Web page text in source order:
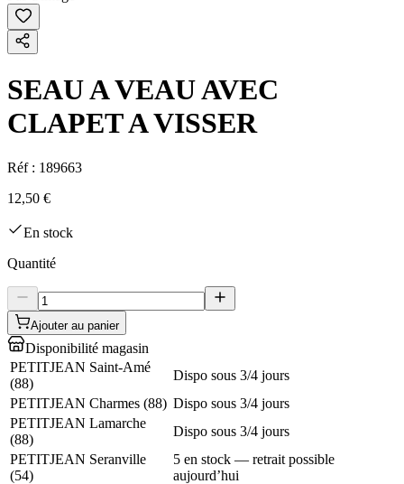
SEAU A VEAU AVEC
CLAPET A VISSER
Réf : 189663
12,50 €
En stock
Quantité
Ajouter au panier
Disponibilité magasin
PETITJEAN Saint-Amé
(88)
Dispo sous 3/4 jours
PETITJEAN Charmes (88) Dispo sous 3/4 jours
PETITJEAN Lamarche
(88)
Dispo sous 3/4 jours
PETITJEAN Seranville
(54)
5 en stock — retrait possible
aujourd’hui